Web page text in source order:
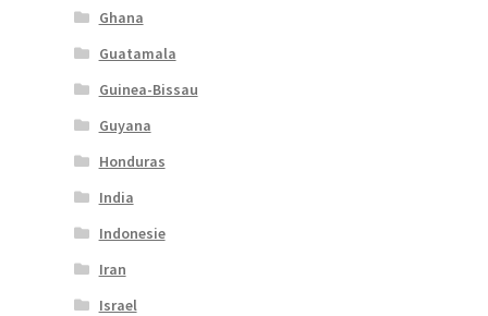
Ghana
Guatamala
Guinea-Bissau
Guyana
Honduras
India
Indonesie
Iran
Israel